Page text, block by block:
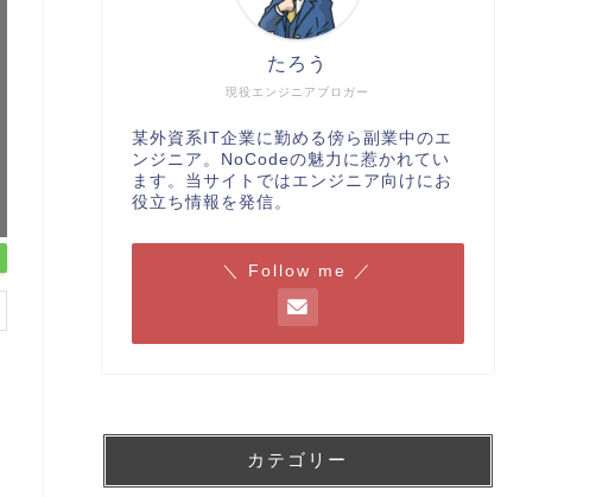
現役エンジニアブロガー
たろう
某外資系IT企業に勤める傍ら副業中のエ
ンジニア。NoCodeの魅力に惹かれてい
ます。当サイトではエンジニア向けにお
役立ち情報を発信。
＼ Follow me ／
カテゴリー